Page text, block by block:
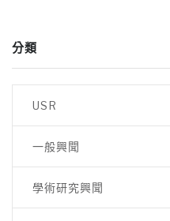
分類
USR
一般興聞
學術研究興聞